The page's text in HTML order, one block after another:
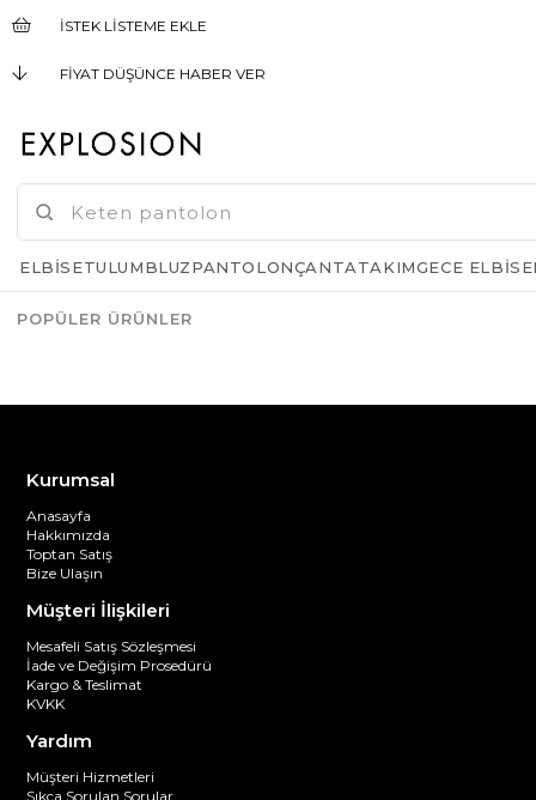
İSTEK LISTEME EKLE
FIYAT DÜŞÜNCE HABER VER
Kurumsal
Anasayfa
Hakkımızda
Toptan Satış
Bize Ulaşın
Müşteri İlişkileri
Mesafeli Satış Sözleşmesi
İade ve Değişim Prosedürü
Kargo & Teslimat
KVKK
Yardım
Müşteri Hizmetleri
Sıkça Sorulan Sorular
ELBISETULUMBLUZPANTOLONÇANTATAKIMGECE
POPÜLER ÜRÜNLER